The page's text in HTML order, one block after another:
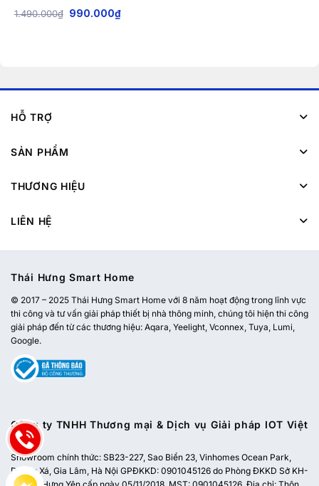
1.490.000₫ 990.000₫
HỖ TRỢ
SẢN PHẨM
THƯƠNG HIỆU
LIÊN HỆ
Thái Hưng Smart Home
© 2017 – 2025 Thái Hưng Smart Home với 8 năm hoạt động trong lĩnh vực
thi công và tư vấn giải pháp thiết bị nhà thông minh, chúng tôi hiện thi công
giải pháp đến từ các thương hiệu: Aqara, Yeelight, Vconnex, Tuya, Lumi,
Google.
Công ty TNHH Thương mại & Dịch vụ Giải pháp IOT Việt
Nam
Showroom chính thức: SB23-227, Sao Biển 23, Vinhomes Ocean Park,
Dương Xá, Gia Lâm, Hà Nội GPĐKKD: 0901045126 do Phòng ĐKKD Sở KH-